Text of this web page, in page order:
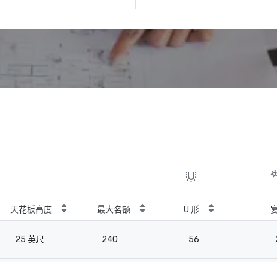
天花板高度 最大名额 U 形
25 英尺 240 56